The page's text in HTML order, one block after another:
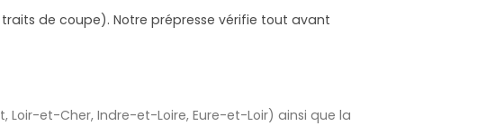
de coupe). Notre prépresse vérifie tout avant
Loir-et-Cher, Indre-et-Loire, Eure-et-Loir) ainsi que la